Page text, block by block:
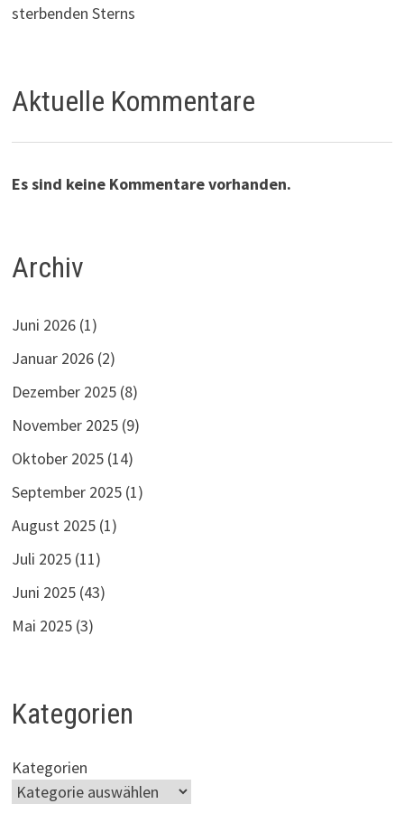
sterbenden Sterns
Aktuelle Kommentare
Es sind keine Kommentare vorhanden.
Archiv
Juni 2026 (1)
Januar 2026 (2)
Dezember 2025 (8)
November 2025 (9)
Oktober 2025 (14)
September 2025 (1)
August 2025 (1)
Juli 2025 (11)
Juni 2025 (43)
Mai 2025 (3)
Kategorien
Kategorien